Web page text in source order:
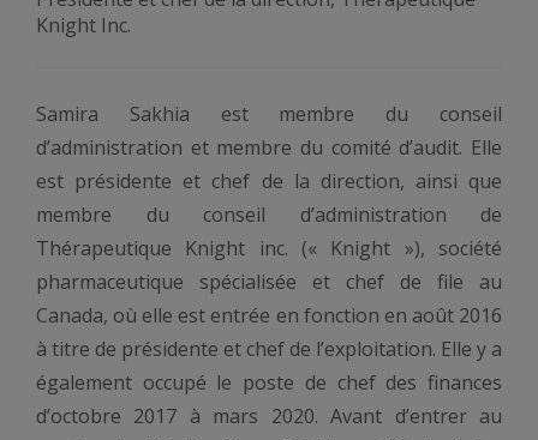
Knight Inc.
Samira Sakhia est membre du conseil
d’administration et membre du comité d’audit. Elle
est présidente et chef de la direction, ainsi que
membre du conseil d’administration de
Thérapeutique Knight inc. (« Knight »), société
pharmaceutique spécialisée et chef de file au
Canada, où elle est entrée en fonction en août 2016
à titre de présidente et chef de l’exploitation. Elle y a
également occupé le poste de chef des finances
d’octobre 2017 à mars 2020. Avant d’entrer au